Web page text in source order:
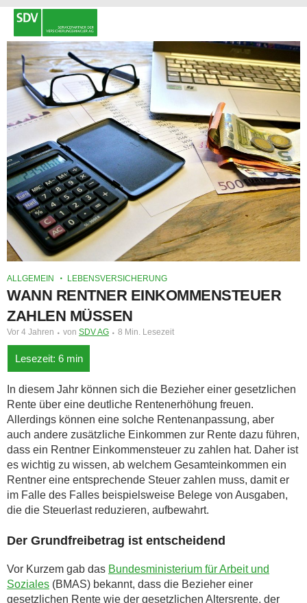
ALLGEMEIN LEBENSVERSICHERUNG
WANN RENTNER EINKOMMENSTEUER
ZAHLEN MÜSSEN
Vor 4 Jahren von SDV AG 8 Min. Lesezeit
In diesem Jahr können sich die Bezieher einer gesetzlichen
Rente über eine deutliche Rentenerhöhung freuen.
Allerdings können eine solche Rentenanpassung, aber
auch andere zusätzliche Einkommen zur Rente dazu führen,
dass ein Rentner Einkommensteuer zu zahlen hat. Daher ist
es wichtig zu wissen, ab welchem Gesamteinkommen ein
Rentner eine entsprechende Steuer zahlen muss, damit er
im Falle des Falles beispielsweise Belege von Ausgaben,
die die Steuerlast reduzieren, aufbewahrt.
Der Grundfreibetrag ist entscheidend
Vor Kurzem gab das Bundesministerium für Arbeit und
Soziales (BMAS) bekannt, dass die Bezieher einer
gesetzlichen Rente wie der gesetzlichen Altersrente, der